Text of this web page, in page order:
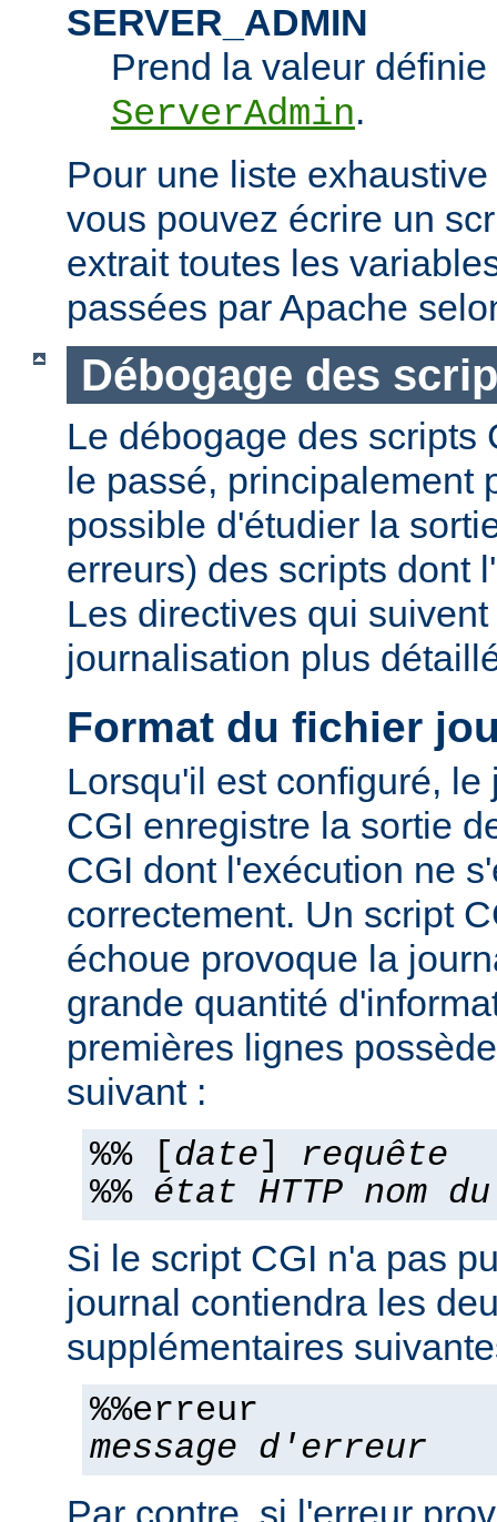
SERVER_ADMIN
Prend la valeur
ServerAdmin.
Pour une liste
vous pouvez écrire un
extrait toutes les
passées par Apache
Débogage des
Le débogage des scripts
le passé, principalement
possible d'étudier la
erreurs) des scripts dont
Les directives qui
journalisation plus
Format du fichier
Lorsqu'il est configuré,
CGI enregistre la sortie
CGI dont l'exécution ne
correctement. Un script
échoue provoque la
grande quantité
premières lignes
suivant :
%% [date] requête
%% état HTTP nom
Si le script CGI n'a pas
journal contiendra les
supplémentaires
%%erreur
message d'erreur